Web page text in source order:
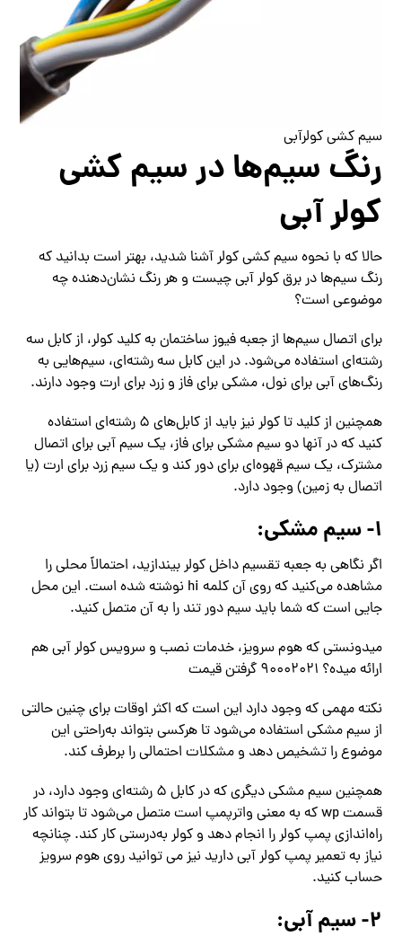
سیم کشی کولرآبی
رنگ سیم‌ها در سیم کشی
کولر آبی
حالا که با نحوه سیم کشی کولر آشنا شدید، بهتر است بدانید که
رنگ سیم‌ها در برق کولر آبی چیست و هر رنگ نشان‌دهنده چه
موضوعی است؟
برای اتصال سیم‌ها از جعبه‌ فیوز ساختمان به کلید کولر، از کابل سه
رشته‌ای استفاده می‌شود. در این کابل سه رشته‌ای، سیم‌هایی به
رنگ‌های آبی برای نول، مشکی برای فاز و زرد برای ارت وجود دارند.
همچنین از کلید تا کولر نیز باید از کابل‌های ۵ رشته‌ای استفاده
کنید که در آنها دو سیم مشکی برای فاز، یک سیم آبی برای اتصال
مشترک، یک سیم قهوه‌ای برای دور کند و یک سیم زرد برای ارت (یا
اتصال به زمین) وجود دارد.
۱- سیم مشکی:
اگر نگاهی به جعبه‌ تقسیم داخل کولر بیندازید، احتمالاً محلی را
مشاهده می‌کنید که روی آن کلمه hi نوشته شده است. این محل
جایی است که شما باید سیم دور تند را به آن متصل کنید.
میدونستی که هوم سرویز، خدمات نصب و سرویس کولر آبی هم
ارائه میده؟ ۹۰۰۰۲۰۲۱ گرفتن قیمت
نکته مهمی که وجود دارد این است که اکثر اوقات برای چنین حالتی
از سیم مشکی استفاده می‌شود تا هرکسی بتواند به‌راحتی این
موضوع را تشخیص دهد و مشکلات احتمالی را برطرف کند.
همچنین سیم مشکی دیگری که در کابل 5 رشته‌ای وجود دارد، در
قسمت wp که به معنی واترپمپ است متصل می‌شود تا بتواند کار
راه‌اندازی پمپ کولر را انجام دهد و کولر به‌درستی کار کند. چنانچه
نیاز به تعمیر پمپ کولر آبی دارید نیز می توانید روی هوم سرویز
حساب کنید.
۲- سیم آبی: